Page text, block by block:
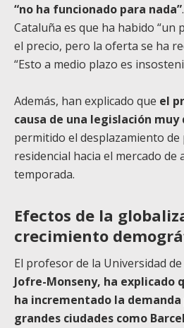
“no ha funcionado para nada”
Cataluña es que ha habido “un
el precio, pero la oferta se ha
“Esto a medio plazo es
Además, han explicado que el
causa de una legislación
permitido el desplazamiento de
residencial hacia el mercado de
temporada.
Efectos de la
crecimiento
El profesor de la Universidad
Jofre-Monseny, ha explicado
ha incrementado la
grandes ciudades como